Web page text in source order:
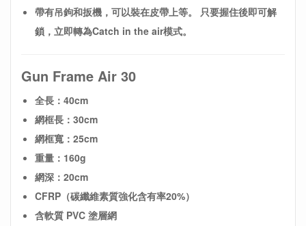
帶有吊鉤和扳機，可以裝在皮帶上等。 只要握住後即可解
鎖，立即轉為Catch in the air模式。
Gun Frame Air 30
全長：40cm
網框長：30cm
網框寬：25cm
重量：160g
網深：20cm
CFRP（碳纖維素質強化含有率20%）
含軟質 PVC 塗層網